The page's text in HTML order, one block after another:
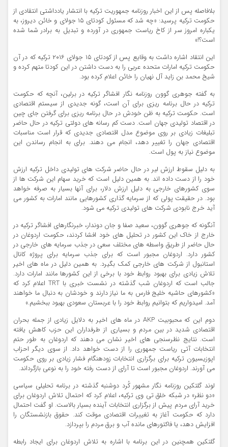
بلافاصله پس از این اخبار روزنامه جمهوریت ترکیه با انتشار یادداشتی انتقادی از
حکومت ترکیه پرسید: «چه شد که مسئول کودتای ۱۵ جولای و خائن دیروز، به
یکباره امروز سر از کاخ ریاست جمهوری در آورده و تبدیل به برادر شما شده
است؟!»
این انتقاد اشاره داشت به وقایع پس از کودتای ۱۵ جولای ۲۰۱۶ ترکیه که در آن
حکومت ترکیه امارات متحده عربی را به دست داشتن در این کودتا متهم کرده و
شیخ محمد بن زاید آل نهیان را خائن اعلام کرده بود.
به گفته جوهری گوون روزنامه نگار افشاگر ترکیه در برلین، آنچه که حکومت
ترکیه در حال برنامه ریزی برای آن است، گونه جدیدی از سیستم اقتصادی
است. حکومت ترکیه به ظن خودش در حال برنامه ریزی برای گرفتن جای چین
در اقتصاد تولیدی جهان است. دست کم رسانه های دولتی ترکیه در حال حاضر
تبلیغات زیادی بر روی موضوع مدل اقتصادی جدیدی که قرار است مناسبات
اقتصادی جهان را تغییر دهد، انجام می دهند. برای به انجام رساندن این
موضوع نیاز به پول است.
به دلیل سقوط ارزش لیر در حال حاضر شرکت های تولیدی داخل ترکیه ارزش
خود را از دست داده اند. به همین دلیل است که خرید سهام این شرکت ها از
سوی کشورهای خارجی به دلیل ارزش دلار، برای آنها بسیار به صرفه خواهد
بود. در حقیقت پولی که از سرمایه گذاری کشورهایی مانند امارات به کشور می
آید خرج نابودی شرکت های تولیدی ترکیه می شود.
آنگونه که جوهری گوون، سعید صفا و جان دوندار، خبرنگارهای افشاگر ترکیه در
خارج از خاک این کشور در تحلیل های خود افشا کردند، حکومت اردوغان در
حال حاضر از طریق واسطه های مختلف سعی در جذب سرمایه های خارجی در
کشور دارد. اردوغان مجبور است که برای جذب سرمایه برای پروژه کانال
استانبول از شرکت های خارجی کمک بگیرد. به همین دلیل در ماه های اخیر
تلاش زیادی برای بهبود روابط خود با برخی از این کشورها مانند امارات دارد.
جالب است که اردوغان شب گذشته در نشست خبری با TRT اعلام کرد که
«کشورهای حاشیه خلیج فارس به ما نیاز دارند و خودشان به دنبال ما خواهند
آمد. امیدواریم که بتوانیم روابط خود را با عربستان سعودی بهبود ببخشیم.»
دوم این که محبوبیت AKP در ماه های اخیر به دلایل زیادی از جمله بحران
اقتصادی شدید در بین مردم و بسیاری از طرفداران این حزب کاهش یافته
است. نتایج نظرسنجی های اخیر نشان می دهند که اردوغان به طور حتم
انتخابات آتی ریاست جمهوری را از دست خواهد داد. از سوی دیگر احزاب
اپوزیسیون ترکیه برای برگزاری انتخابات زودهنگام فشار زیادی بر روی حکومت
می آورند. اردوغان مجبور است تا آرای از دست رفته خود را به نوعی بازگرداند.
لوند گلتکین روزنامه نگار مشهور کُرد دوشنبه گذشته در برنامه تحلیلی سیاسی
«دو نظر» در شبکه خلق تی وی ترکیه، اعلام کرد که احتمال تلاش اردوغان برای
خرید آرای مردم پیش از برگزاری انتخابات آینده بسیار بالاست. او گفت احتمال
دارد که حکومت آغاز به تغییرات اقتصادی موقت کند. حقوق بازنشستگان را
افزایش دهد، یا فاکتورهای مانده آب و برق مردم را بپردازد.
گلتکین همچنین در این برنامه با اشاره به تلاش اردوغان برای ایجاد رابطه